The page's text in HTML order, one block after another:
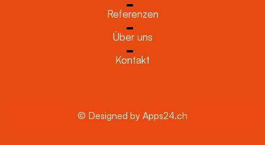
Referenzen
Über uns
Kontakt
© Designed by Apps24.ch